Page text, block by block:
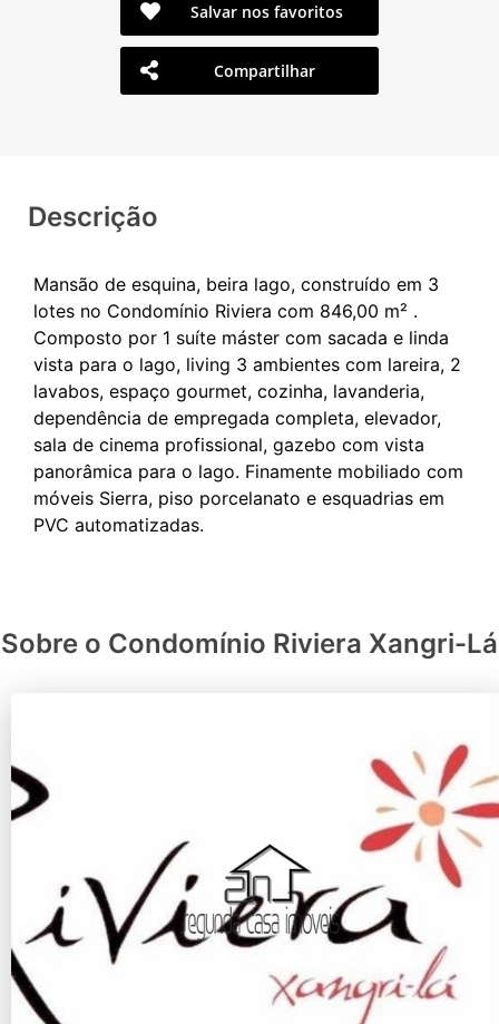
Salvar nos favoritos
Compartilhar
Descrição
Mansão de esquina, beira lago, construído em 3
lotes no Condomínio Riviera com 846,00 m² .
Composto por 1 suíte máster com sacada e linda
vista para o lago, living 3 ambientes com lareira, 2
lavabos, espaço gourmet, cozinha, lavanderia,
dependência de empregada completa, elevador,
sala de cinema profissional, gazebo com vista
panorâmica para o lago. Finamente mobiliado com
móveis Sierra, piso porcelanato e esquadrias em
Sobre o Condomínio Riviera Xangri-Lá